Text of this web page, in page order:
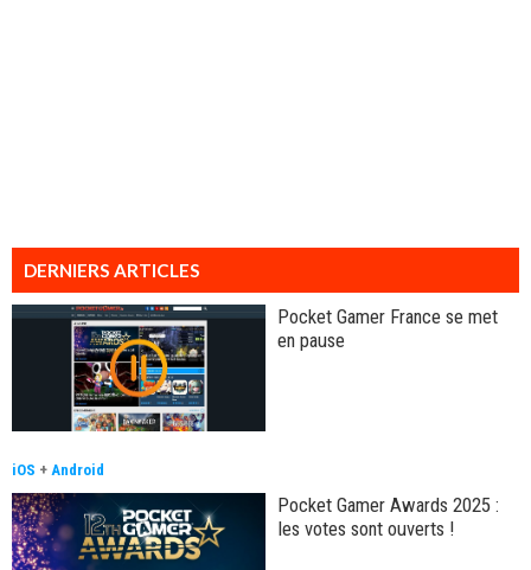
DERNIERS ARTICLES
Pocket Gamer France se met
en pause
iOS + Android
Pocket Gamer Awards 2025 :
les votes sont ouverts !